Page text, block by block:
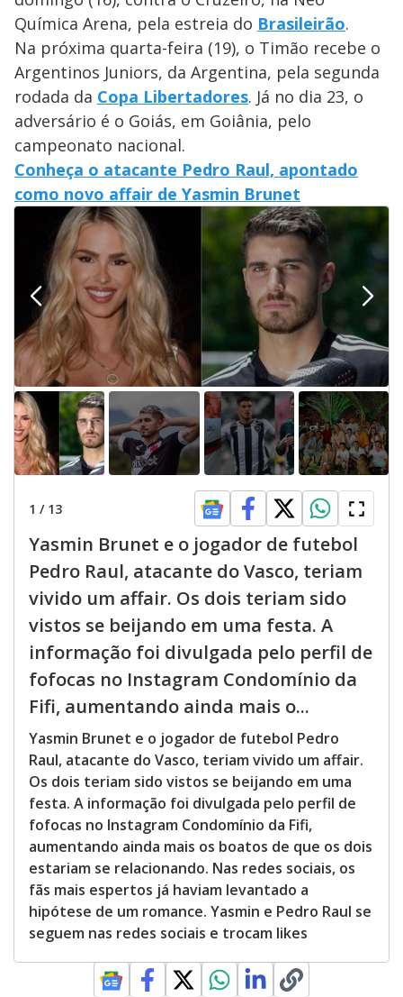
Química Arena, pela estreia do Brasileirão.
Na próxima quarta-feira (19), o Timão recebe o
Argentinos Juniors, da Argentina, pela segunda
rodada da Copa Libertadores. Já no dia 23, o
adversário é o Goiás, em Goiânia, pelo
campeonato nacional.
Conheça o atacante Pedro Raul, apontado
como novo affair de Yasmin Brunet
1 / 13
Yasmin Brunet e o jogador de futebol
Pedro Raul, atacante do Vasco, teriam
vivido um affair. Os dois teriam sido
vistos se beijando em uma festa. A
informação foi divulgada pelo perfil de
fofocas no Instagram Condomínio da
Fifi, aumentando ainda mais o...
Yasmin Brunet e o jogador de futebol Pedro
Raul, atacante do Vasco, teriam vivido um affair.
Os dois teriam sido vistos se beijando em uma
festa. A informação foi divulgada pelo perfil de
fofocas no Instagram Condomínio da Fifi,
aumentando ainda mais os boatos de que os dois
estariam se relacionando. Nas redes sociais, os
fãs mais espertos já haviam levantado a
hipótese de um romance. Yasmin e Pedro Raul se
seguem nas redes sociais e trocam likes